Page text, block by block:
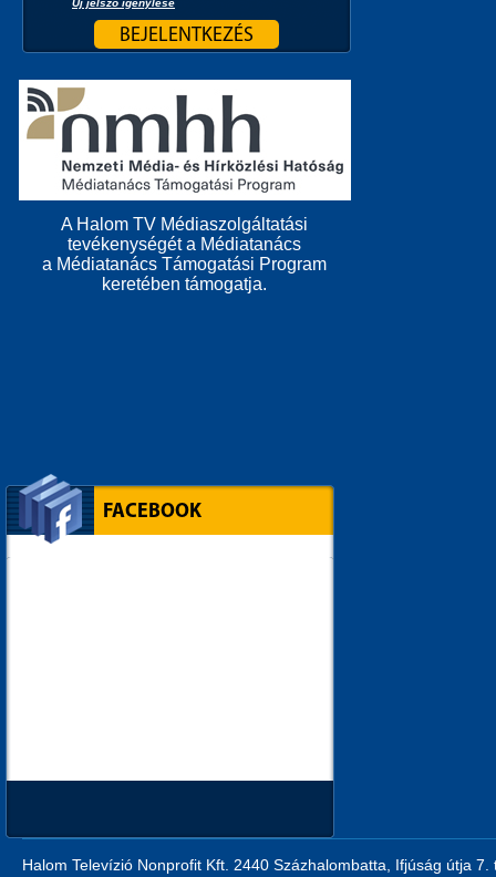
Új jelszó igénylése
A Halom TV Médiaszolgáltatási
tevékenységét a Médiatanács
a Médiatanács Támogatási Program
keretében támogatja.
FACEBOOK
Halom Televízió Nonprofit Kft. 2440 Százhalombatta, Ifjúság útja